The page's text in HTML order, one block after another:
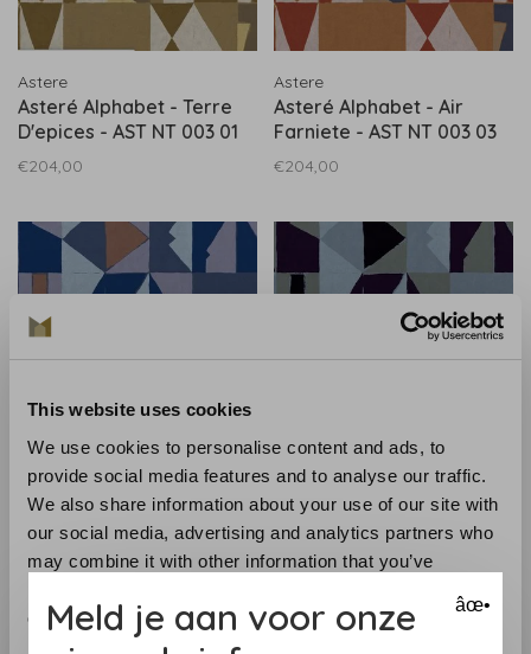
This website uses cookies
We use cookies to personalise content and ads, to
provide social media features and to analyse our traffic.
We also share information about your use of our site with
our social media, advertising and analytics partners who
may combine it with other information that you’ve
of their services.
Astere
Asteré Alphabet - Terre
D'epices - AST NT 003 01
€204,00
Astere
Asteré Alphabet - Air
Farniete - AST NT 003 03
€204,00
Astere
Asteré Alphabet - Bleu De
Patchouli - AST NT 003 04
€204,00
Asteré Alphabet -
Enigmes De Gris - AST NT
003 06
€204,00
âœ•
Meld je aan voor onze